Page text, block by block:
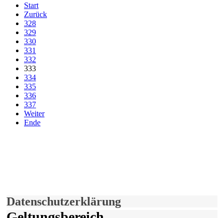
Start
Zurück
328
329
330
331
332
333
334
335
336
337
Weiter
Ende
Datenschutzerklärung